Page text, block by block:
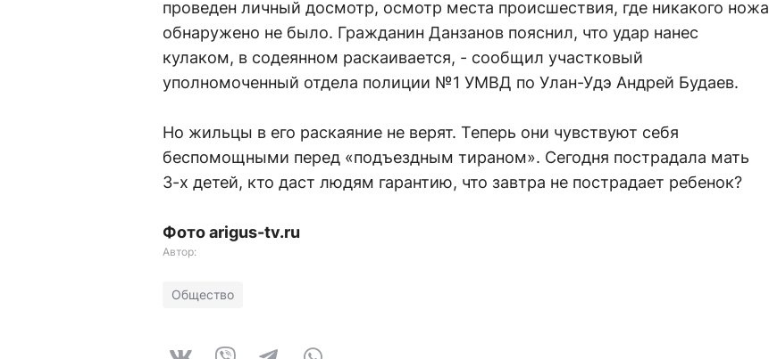
проведен личный досмотр, осмотр места происшествия, где никакого ножа
обнаружено не было. Гражданин Данзанов пояснил, что удар нанес
кулаком, в содеянном раскаивается, - сообщил участковый
уполномоченный отдела полиции №1 УМВД по Улан-Удэ Андрей Будаев.
Но жильцы в его раскаяние не верят. Теперь они чувствуют себя
беспомощными перед «подъездным тираном». Сегодня пострадала мать
3-х детей, кто даст людям гарантию, что завтра не пострадает ребенок?
Фото arigus-tv.ru
Автор:
Общество